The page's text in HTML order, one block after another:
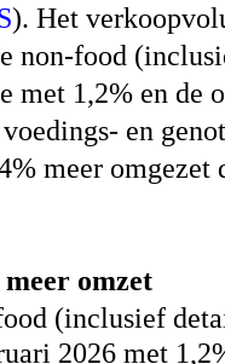
). Het
non-food
met 1,2% en de
en
meer omgezet
omzet
(inclusief
2026 met